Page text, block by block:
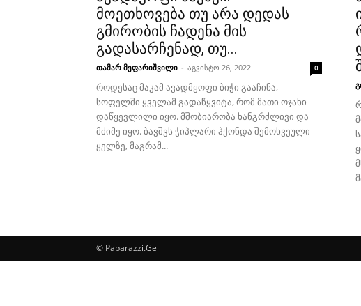
მოეთხოვება თუ არა დედას
გმირობის ჩადენა მის
გადასარჩენად, თუ...
თამარ მეფარიშვილი - აგვისტო 26, 2022 0
როდესაც მაკამ ავადმყოფი ბიჭი გააჩინა,
სოფელში ყველამ გადაწყვიტა, რომ მათი ოჯახი
დაწყევლილი იყო. მშობიარობა ხანგრძლივი და
მძიმე იყო. ბავშვს ჭიპლარი ჰქონდა შემოხვეული
ყელზე, მაგრამ...
© Paparazzi.Ge